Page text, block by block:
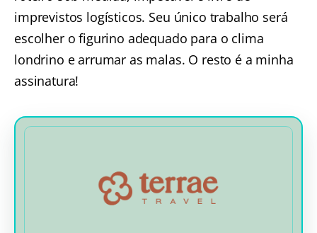
imprevistos logísticos. Seu único trabalho será
escolher o figurino adequado para o clima
londrino e arrumar as malas. O resto é a minha
assinatura!